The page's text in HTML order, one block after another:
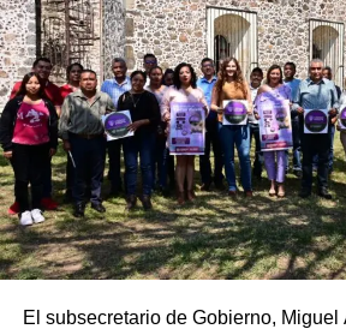
El subsecretario de Gobierno, Miguel